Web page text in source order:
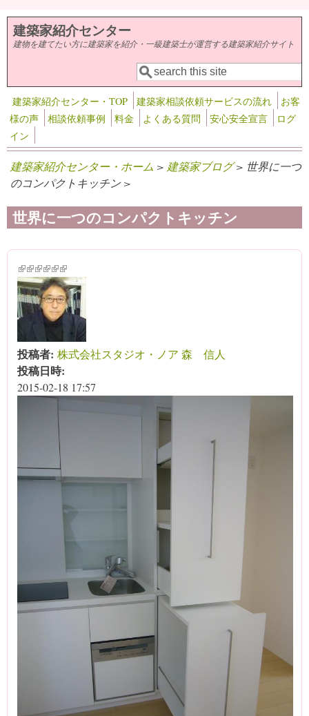
メインコンテンツに移動
建築家紹介センター
建物を建てたい方に建築家を紹介・一級建築士が運営する建築家紹介サイト
検索フォーム
検索
建築家紹介センター・TOP 建築家相談依頼サービスの流れ
お客
様の声
相談依頼事例 料金 よくある質問 安心安全宣言
ログ
イン
建築家紹介センター・ホーム > 建築家ブログ> 世界に一つ
のコンパクトキッチン >
世界に一つのコンパクトキッチン
(link is external)
(link is external)
(link is external)
(link is external)
(link is external)
(link is external)
投稿者: 株式会社スタジオ・ノア 森 信人
投稿日時:
2015-02-18 17:57